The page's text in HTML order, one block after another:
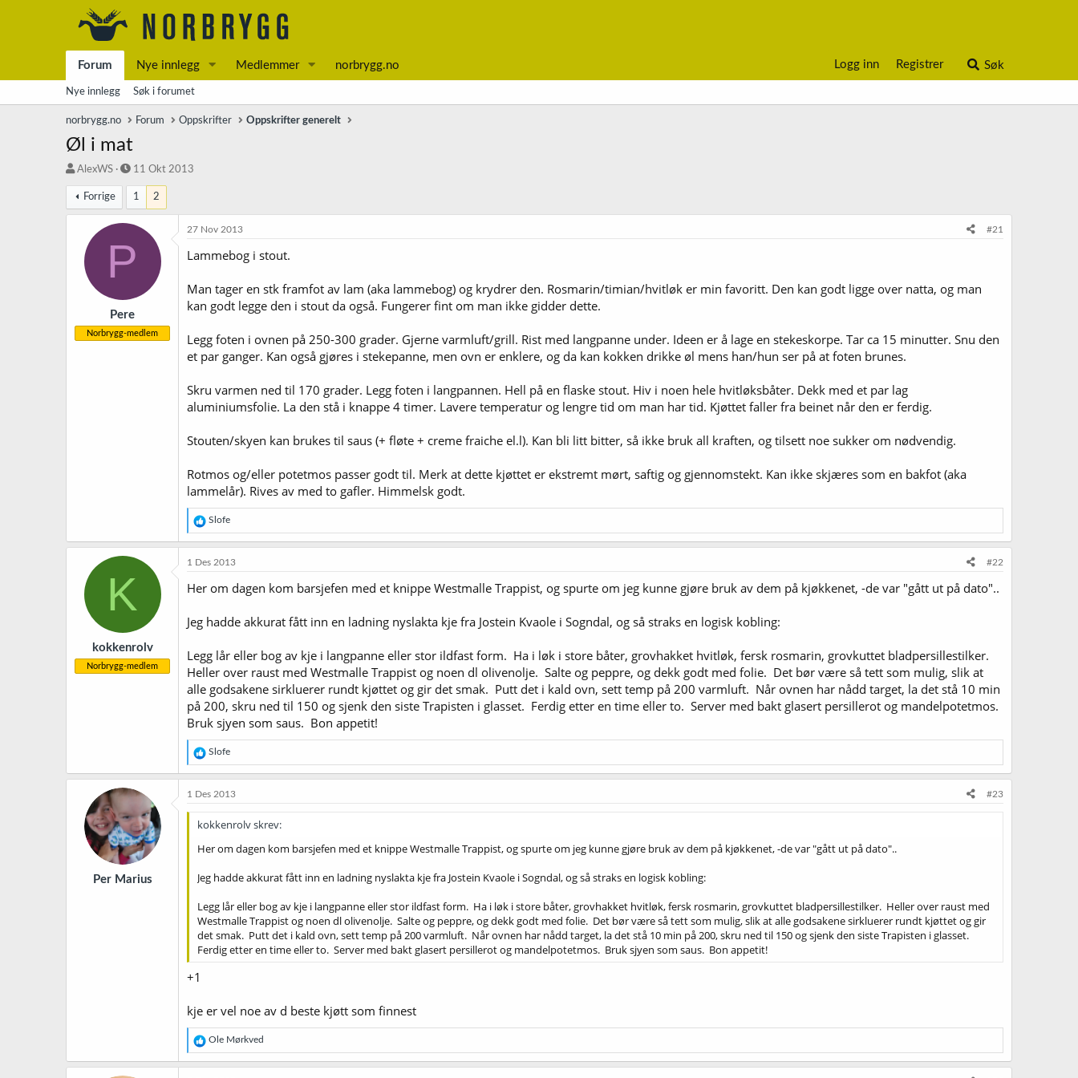
Forum Nye innlegg Medlemmer norbrygg.no Logg inn Registrer Søk
Nye innlegg Søk i forumet
norbrygg.no Forum Oppskrifter Oppskrifter generelt
Øl i mat
T
å
d
AlexWS
S
a
r
t
a
11 Okt 2013
Forrige 1 2
P
Pere
Norbrygg-medlem
27 Nov 2013 #21
Lammebog i stout.
Man tager en stk framfot av lam (aka lammebog) og krydrer den. Rosmarin/timian/hvitløk er min favoritt. Den kan godt ligge over natta, og man
kan godt legge den i stout da også. Fungerer fint om man ikke gidder dette.
Legg foten i ovnen på 250-300 grader. Gjerne varmluft/grill. Rist med langpanne under. Ideen er å lage en stekeskorpe. Tar ca 15 minutter. Snu den
et par ganger. Kan også gjøres i stekepanne, men ovn er enklere, og da kan kokken drikke øl mens han/hun ser på at foten brunes.
Skru varmen ned til 170 grader. Legg foten i langpannen. Hell på en flaske stout. Hiv i noen hele hvitløksbåter. Dekk med et par lag
aluminiumsfolie. La den stå i knappe 4 timer. Lavere temperatur og lengre tid om man har tid. Kjøttet faller fra beinet når den er ferdig.
Stouten/skyen kan brukes til saus (+ fløte + creme fraiche el.l). Kan bli litt bitter, så ikke bruk all kraften, og tilsett noe sukker om nødvendig.
Rotmos og/eller potetmos passer godt til. Merk at dette kjøttet er ekstremt mørt, saftig og gjennomstekt. Kan ikke skjæres som en bakfot (aka
lammelår). Rives av med to gafler. Himmelsk godt.
R
e
a
o
e
Slofe
K
kokkenrolv
Norbrygg-medlem
1 Des 2013 #22
Her om dagen kom barsjefen med et knippe Westmalle Trappist, og spurte om jeg kunne gjøre bruk av dem på kjøkkenet, -de var "gått ut på dato"..
Jeg hadde akkurat fått inn en ladning nyslakta kje fra Jostein Kvaole i Sogndal, og så straks en logisk kobling:
Legg lår eller bog av kje i langpanne eller stor ildfast form. Ha i løk i store båter, grovhakket hvitløk, fersk rosmarin, grovkuttet bladpersillestilker.
Heller over raust med Westmalle Trappist og noen dl olivenolje. Salte og peppre, og dekk godt med folie. Det bør være så tett som mulig, slik at
alle godsakene sirkluerer rundt kjøttet og gir det smak. Putt det i kald ovn, sett temp på 200 varmluft. Når ovnen har nådd target, la det stå 10 min
på 200, skru ned til 150 og sjenk den siste Trapisten i glasset. Ferdig etter en time eller to. Server med bakt glasert persillerot og mandelpotetmos.
Bruk sjyen som saus. Bon appetit!
R
e
a
j
o
e
:
Slofe
Per Marius
1 Des 2013 #23
kokkenrolv skrev:
Her om dagen kom barsjefen med et knippe Westmalle Trappist, og spurte om jeg kunne gjøre bruk av dem på kjøkkenet, -de var "gått ut på dato"..
Jeg hadde akkurat fått inn en ladning nyslakta kje fra Jostein Kvaole i Sogndal, og så straks en logisk kobling:
Legg lår eller bog av kje i langpanne eller stor ildfast form. Ha i løk i store båter, grovhakket hvitløk, fersk rosmarin, grovkuttet bladpersillestilker. Heller over raust med
Westmalle Trappist og noen dl olivenolje. Salte og peppre, og dekk godt med folie. Det bør være så tett som mulig, slik at alle godsakene sirkluerer rundt kjøttet og gir
det smak. Putt det i kald ovn, sett temp på 200 varmluft. Når ovnen har nådd target, la det stå 10 min på 200, skru ned til 150 og sjenk den siste Trapisten i glasset.
Ferdig etter en time eller to. Server med bakt glasert persillerot og mandelpotetmos. Bruk sjyen som saus. Bon appetit!
+1
kje er vel noe av d beste kjøtt som finnest
R
e
a
Ole Mørkved